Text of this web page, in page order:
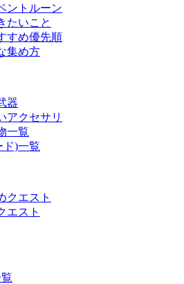
ントルーン
たいこと
すめ優先順
集め方
器
アクセサリ
一覧
ド)一覧
クエスト
エスト